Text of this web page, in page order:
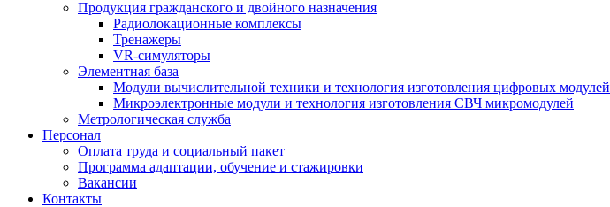
Продукция гражданского и двойного назначения
Радиолокационные комплексы
Тренажеры
VR-симуляторы
Элементная база
Модули вычислительной техники и технология изготовления цифровых модулей
Микроэлектронные модули и технология изготовления СВЧ микромодулей
Метрологическая служба
Персонал
Оплата труда и социальный пакет
Программа адаптации, обучение и стажировки
Вакансии
Контакты